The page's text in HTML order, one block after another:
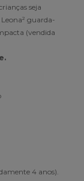
seja
guarda-
(vendida
4 anos).